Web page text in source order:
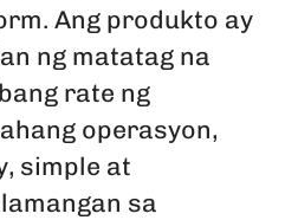
Ang produkto ay
ng matatag na
rate ng
operasyon,
simple at
sa